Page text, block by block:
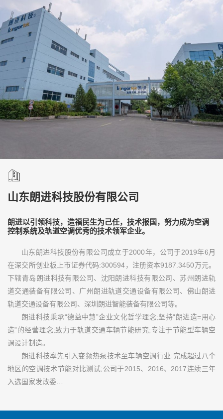
山东朗进科技股份有限公司
朗进以引领科技，造福民生为己任，技术报国，努力成为空调
控制系统及轨道空调优秀的技术领军企业。
山东朗进科技股份有限公司成立于2000年，公司于2019年6月
在深交所创业板上市证券代码:300594，注册资本9187.3450万元。
下辖青岛朗进科技有限公司、沈阳朗进科技有限公司、苏州朗进轨
道交通装备有限公司、广州朗进轨道交通设备有限公司、佛山朗进
轨道交通设备有限公司、深圳朗进智能装备有限公司等。
朗进科技秉承“德益中慧”企业文化哲学理念;坚持“朗进造=用心
造”的经营理念;致力于轨道交通车辆节能研究;专注于节能型车辆空
调设计制造。
朗进科技率先引入变频热泵技术至车辆空调行业:完成超过八个
地区的空调技术节能对比测试;公司于2015、2016、2017连续三年
入选国家发改委…